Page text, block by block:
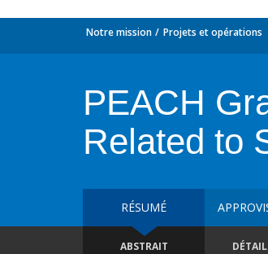
Notre mission Projets et opérations
PEACH
Related to
RÉSUMÉ
ABSTRAIT